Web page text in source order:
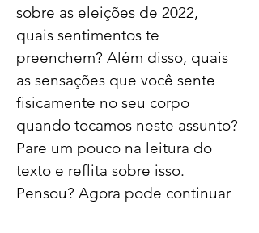
sobre as eleições de 2022,
quais sentimentos te
preenchem? Além disso, quais
as sensações que você sente
fisicamente no seu corpo
quando tocamos neste assunto?
Pare um pouco na leitura do
texto e reflita sobre isso.
Pensou? Agora pode continuar